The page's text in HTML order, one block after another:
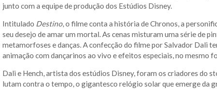
junto com a equipe de produção dos Estúdios Disney.
Intitulado Destino, o filme conta a história de Chronos, a
seu desejo de amar um mortal. As cenas misturam uma série de
metamorfoses e danças. A confecção do filme por Salvador Dali
animação com dançarinos ao vivo e efeitos especiais, no mesmo
Dali e Hench, artista dos estúdios Disney, foram os criadores do
lutam contra o tempo, o gigantesco relógio solar que emerge da